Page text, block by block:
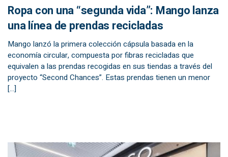
Ropa con una “segunda vida”: Mango lanza
una línea de prendas recicladas
Mango lanzó la primera colección cápsula basada en la
economía circular, compuesta por fibras recicladas que
equivalen a las prendas recogidas en sus tiendas a través del
proyecto “Second Chances”. Estas prendas tienen un menor
[…]